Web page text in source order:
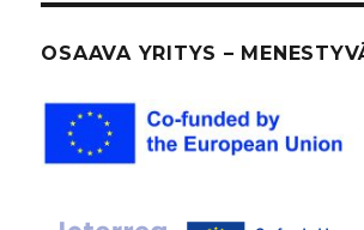
OSAAVA YRITYS –